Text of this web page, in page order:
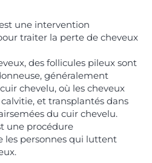
une intervention
traiter la perte de cheveux
des follicules pileux sont
généralement
chevelu, où les cheveux
et transplantés dans
du cuir chevelu.
une procédure
les personnes qui luttent